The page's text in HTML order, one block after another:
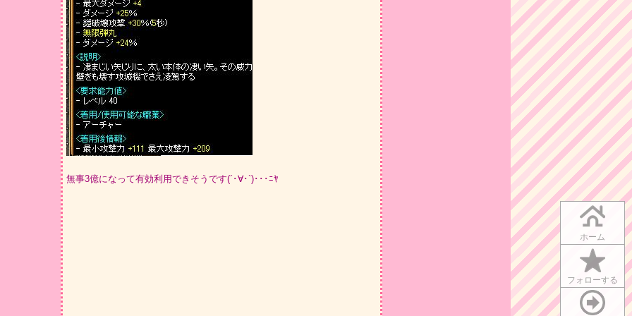
ホーム
フォローする
無事3億になって有効利用できそうです(´･∀･`)･･･ﾆﾔ